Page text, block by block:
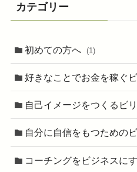
カテゴリー
初めての方へ (1)
好きなことでお金を稼ぐ
自己イメージをつくるビ
自分に自信をもつための
コーチングをビジネスに